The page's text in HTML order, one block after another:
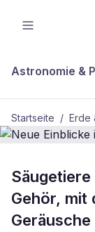
Astronomie &
Startseite / Erde
BDW PlusERDE
Neue
unseres
Gehör, mit